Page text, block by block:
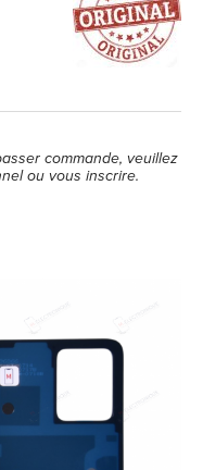
commande, veuillez
ou vous inscrire.